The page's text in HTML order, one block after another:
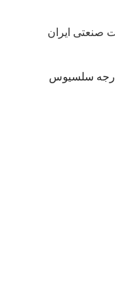
صنعتی ایران